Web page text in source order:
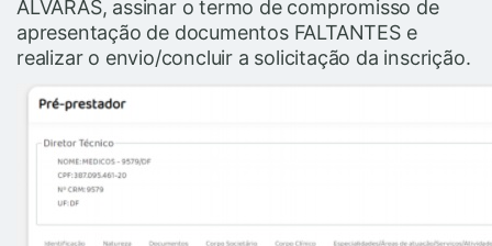
ALVARÁS, assinar o termo de compromisso de
apresentação de documentos FALTANTES e
realizar o envio/concluir a solicitação da inscrição.